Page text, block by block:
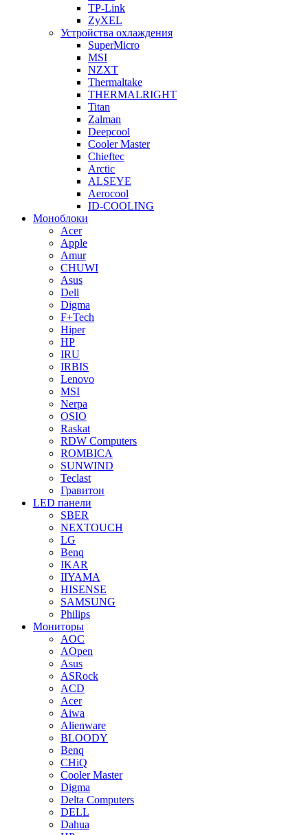
TP-Link
ZyXEL
Устройства охлаждения
SuperMicro
MSI
NZXT
Thermaltake
THERMALRIGHT
Titan
Zalman
Deepcool
Cooler Master
Chieftec
Arctic
ALSEYE
Aerocool
ID-COOLING
Моноблоки
Acer
Apple
Amur
CHUWI
Asus
Dell
Digma
F+Tech
Hiper
HP
IRU
IRBIS
Lenovo
MSI
Nerpa
OSIO
Raskat
RDW Computers
ROMBICA
SUNWIND
Teclast
Гравитон
LED панели
SBER
NEXTOUCH
LG
Benq
IKAR
IIYAMA
HISENSE
SAMSUNG
Philips
Мониторы
AOC
AOpen
Asus
ASRock
ACD
Acer
Aiwa
Alienware
BLOODY
Benq
CHiQ
Cooler Master
Digma
Delta Computers
DELL
Dahua